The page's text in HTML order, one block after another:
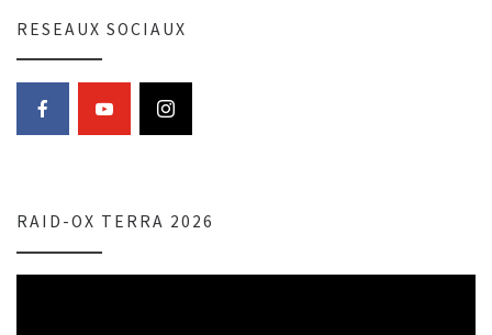
RESEAUX SOCIAUX
RAID-OX TERRA 2026